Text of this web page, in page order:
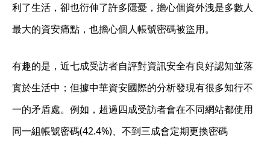
利了生活，卻也衍伸了許多隱憂，擔心個資外洩是多數人
最大的資安痛點，也擔心個人帳號密碼被盜用。
有趣的是，近七成受訪者自評對資訊安全有良好認知並落
實於生活中；但據中華資安國際的分析發現有很多知行不
一的矛盾處。例如，超過四成受訪者會在不同網站都使用
同一組帳號密碼(42.4%)、不到三成會定期更換密碼